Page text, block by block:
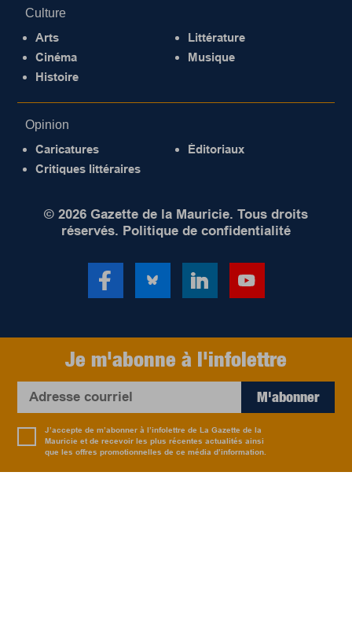
Culture
Arts
Cinéma
Histoire
Littérature
Musique
Opinion
Caricatures
Critiques littéraires
Éditoriaux
© 2026 Gazette de la Mauricie. Tous droits
réservés. Politique de confidentialité
Je m'abonne à l'infolettre
M'abonner
J’accepte de m’abonner à l’infolettre de La Gazette de la
Mauricie et de recevoir les plus récentes actualités ainsi
que les offres promotionnelles de ce média d’information.